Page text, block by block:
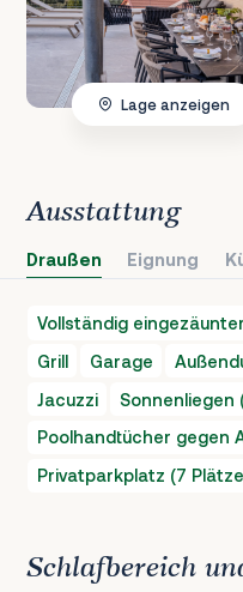
Lage anzeigen
Ausstattung
Draußen Eignung
Vollständig
Grill
Garage
Jacuzzi
Sonnenliegen
Poolhandtücher gegen
Privatparkplatz (7
Schlafbereich